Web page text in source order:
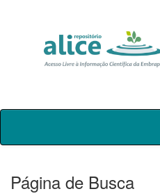
Skip
Página de Busca